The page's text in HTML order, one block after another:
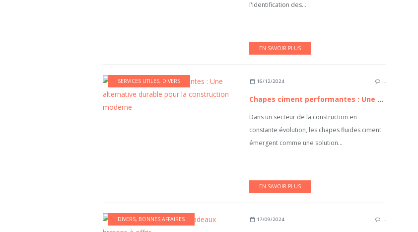
l'identification des...
EN SAVOIR PLUS
SERVICES UTILES, DIVERS 16/12/2024 …
Chapes ciment performantes : Une alternative durable pour la construction moderne
Dans un secteur de la construction en
constante évolution, les chapes fluides ciment
émergent comme une solution...
EN SAVOIR PLUS
DIVERS, BONNES AFFAIRES 17/09/2024 …